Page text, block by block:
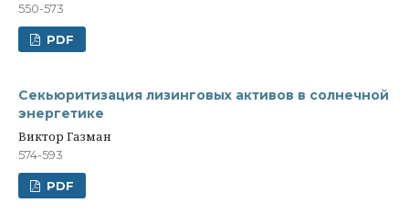
550-573
PDF
Секьюритизация лизинговых активов в солнечной
энергетике
Виктор Газман
574-593
PDF